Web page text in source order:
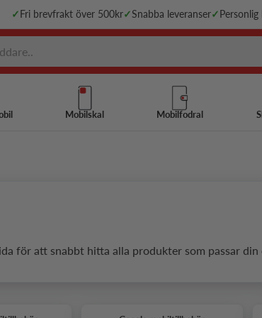
✓ Fri brevfrakt över 500kr✓Snabba leveranser✓
Mobilskal Mobilfodral
för att snabbt hitta alla produkter som passar din